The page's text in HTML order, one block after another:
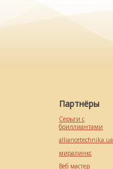
Партнёры
Серьги с
бриллиантами
alliancetechnika.ua
миралинкс
Веб мастер